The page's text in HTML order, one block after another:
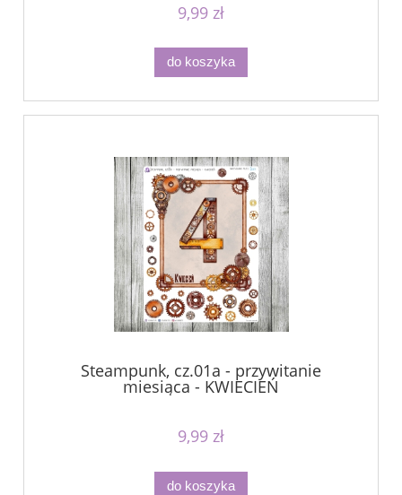
9,99 zł
do koszyka
Steampunk, cz.01a - przywitanie
miesiąca - KWIECIEŃ
9,99 zł
do koszyka